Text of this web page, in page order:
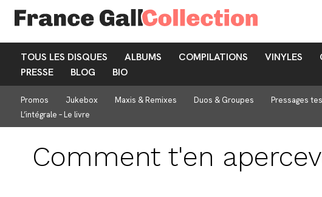
TOUS LES DISQUES ALBUMS COMPILATIONS VINYLES
PRESSE
BLOG BIO
Promos Jukebox Maxis & Remixes Duos & Groupes Pressages
L’intégrale – Le livre
Comment t'en